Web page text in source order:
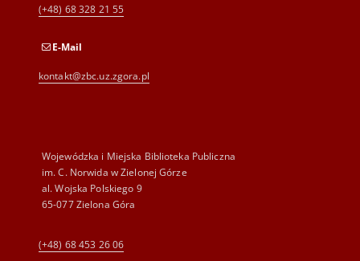
(+48) 68 328 21 55
E-Mail
kontakt@zbc.uz.zgora.pl
Wojewódzka i Miejska Biblioteka Publiczna
im. C. Norwida w Zielonej Górze
al. Wojska Polskiego 9
65-077 Zielona Góra
(+48) 68 453 26 06